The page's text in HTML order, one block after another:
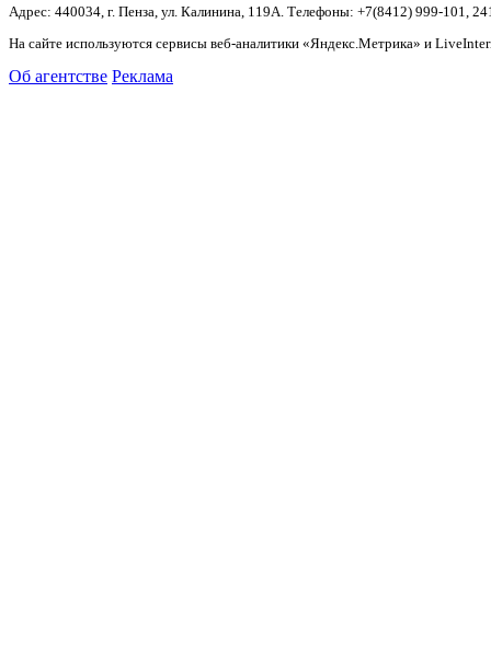
Адрес: 440034, г. Пенза, ул. Калинина, 119А. Телефоны: +7(8412) 999-101,
На сайте используются сервисы веб-аналитики «Яндекс.Метрика» и
Об агентстве Реклама